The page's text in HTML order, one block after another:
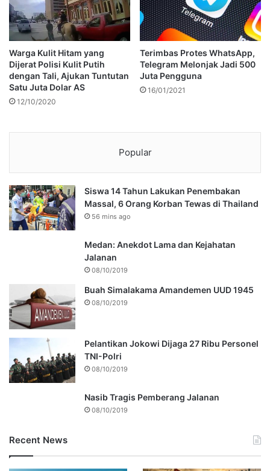
Warga Kulit Hitam yang
Dijerat Polisi Kulit Putih
dengan Tali, Ajukan Tuntutan
Satu Juta Dolar AS
12/10/2020
Terimbas Protes WhatsApp,
Telegram Melonjak Jadi 500
Juta Pengguna
16/01/2021
Popular
Siswa 14 Tahun Lakukan Penembakan
Massal, 6 Orang Korban Tewas di Thailand
56 mins ago
Medan: Anekdot Lama dan Kejahatan
Jalanan
08/10/2019
Buah Simalakama Amandemen UUD 1945
08/10/2019
Pelantikan Jokowi Dijaga 27 Ribu Personel
TNI-Polri
08/10/2019
Nasib Tragis Pemberang Jalanan
08/10/2019
Recent News